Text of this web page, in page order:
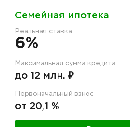
Семейная ипотека
Реальная ставка
6%
Максимальная сумма кредита
до 12 млн. ₽
Первоначальный взнос
от 20,1 %